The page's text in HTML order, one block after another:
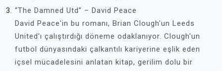
“The Damned Utd” – David Peace
David Peace'in bu romanı, Brian Clough'un Leeds
United'ı çalıştırdığı döneme odaklanıyor. Clough'un
futbol dünyasındaki çalkantılı kariyerine eşlik eden
içsel mücadelesini anlatan kitap, gerilim dolu bir